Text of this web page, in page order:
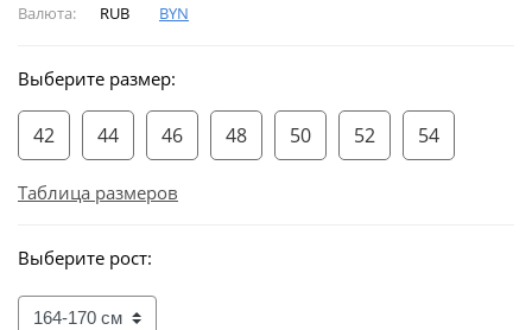
Валюта: RUB BYN
Выберите размер:
42 44 46 48 50 52 54
Таблица размеров
Выберите рост: